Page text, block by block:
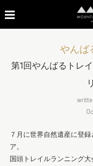
やんば
第1回やんばるトレ
７月に世界自然遺産に登
ア。
国頭トレイルランニング